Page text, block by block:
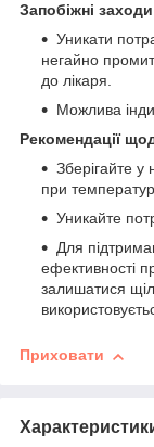
Запобіжні
Уникати
негайно
до лікаря.
Можлива
Рекомендації
Зберігайте у
при
Уникайте
Для
ефективності
залишатися
Приховати